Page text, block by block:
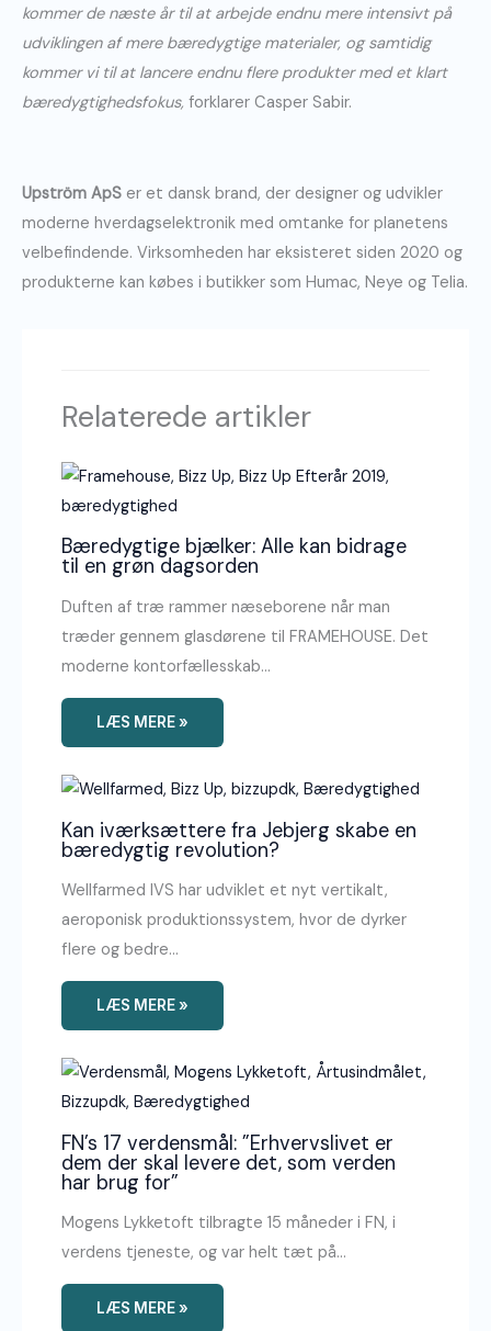
kommer de næste år til at arbejde endnu mere intensivt på
udviklingen af mere bæredygtige materialer, og samtidig
kommer vi til at lancere endnu flere produkter med et klart
bæredygtighedsfokus, forklarer Casper Sabir.
Upström ApS er et dansk brand, der designer og udvikler
moderne hverdagselektronik med omtanke for planetens
velbefindende. Virksomheden har eksisteret siden 2020 og
produkterne kan købes i butikker som Humac, Neye og Telia.
Relaterede artikler
Bæredygtige bjælker: Alle kan bidrage
til en grøn dagsorden
Duften af træ rammer næseborene når man
træder gennem glasdørene til FRAMEHOUSE. Det
moderne kontorfællesskab…
LÆS MERE »
Kan iværksættere fra Jebjerg skabe en
bæredygtig revolution?
Wellfarmed IVS har udviklet et nyt vertikalt,
aeroponisk produktionssystem, hvor de dyrker
flere og bedre…
LÆS MERE »
FN’s 17 verdensmål: ”Erhvervslivet er
dem der skal levere det, som verden
har brug for”
Mogens Lykketoft tilbragte 15 måneder i FN, i
verdens tjeneste, og var helt tæt på…
LÆS MERE »